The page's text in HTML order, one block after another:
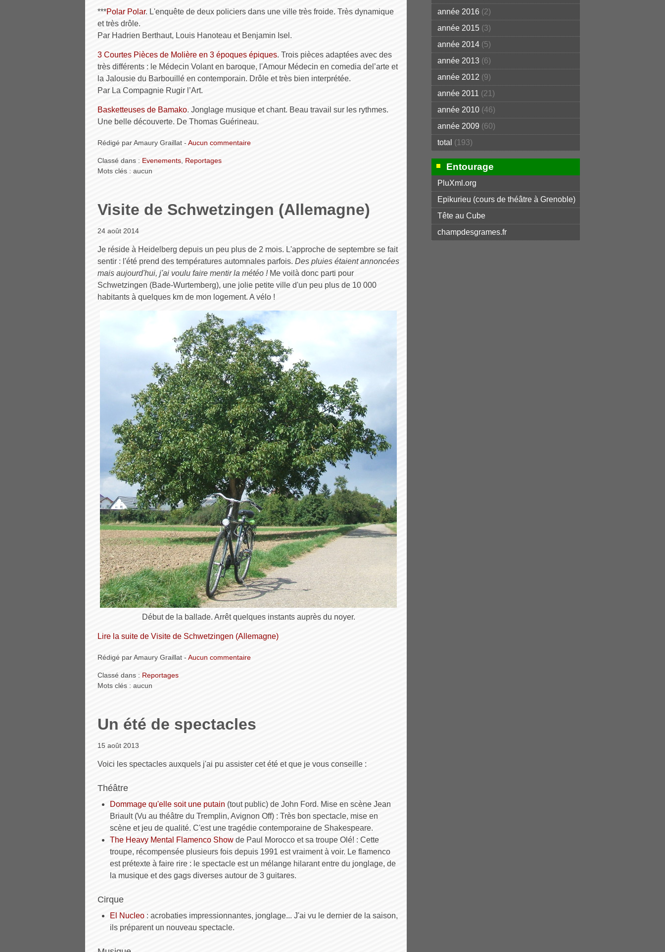
***Polar Polar. L'enquête de deux policiers dans une ville très froide. Très dynamique
et très drôle.
Par Hadrien Berthaut, Louis Hanoteau et Benjamin Isel.
3 Courtes Pièces de Molière en 3 époques épiques. Trois pièces adaptées avec des
très différents : le Médecin Volant en baroque, l'Amour Médecin en comedia del’arte et
la Jalousie du Barbouillé en contemporain. Drôle et très bien interprétée.
Par La Compagnie Rugir l’Art.
Basketteuses de Bamako. Jonglage musique et chant. Beau travail sur les rythmes.
Une belle découverte. De Thomas Guérineau.
Rédigé par Amaury Graillat - Aucun commentaire
Classé dans : Evenements Reportages
Mots clés : aucun
Visite de Schwetzingen (Allemagne)
24 août 2014
Je réside à Heidelberg depuis un peu plus de 2 mois. L'approche de septembre se fait
sentir : l'été prend des températures automnales parfois. Des pluies étaient annoncées
mais aujourd'hui, j'ai voulu faire mentir la météo !Me voilà donc parti pour
Schwetzingen (Bade-Wurtemberg), une jolie petite ville d'un peu plus de 10 000
habitants à quelques km de mon logement. A vélo !
Début de la ballade. Arrêt quelques instants auprès du noyer.
Lire la suite de Visite de Schwetzingen (Allemagne)
Rédigé par Amaury Graillat - Aucun commentaire
Classé dans : Reportages
Mots clés : aucun
Un été de spectacles
15 août 2013
Voici les spectacles auxquels j'ai pu assister cet été et que je vous conseille :
Théâtre
Dommage qu'elle soit une putain (tout public) de John Ford. Mise en scène Jean
Briault (Vu au théâtre du Tremplin, Avignon Off) : Très bon spectacle, mise en
scène et jeu de qualité. C'est une tragédie contemporaine de Shakespeare.
The Heavy Mental Flamenco Show de Paul Morocco et sa troupe Olé! : Cette
troupe, récompensée plusieurs fois depuis 1991 est vraiment à voir. Le flamenco
est prétexte à faire rire : le spectacle est un mélange hilarant entre du jonglage, de
la musique et des gags diverses autour de 3 guitares.
Cirque
El Nucleo : acrobaties impressionnantes, jonglage... J'ai vu le dernier de la saison,
ils préparent un nouveau spectacle.
année 2016 (2)
année 2015 (3)
année 2014 (5)
année 2013 (6)
année 2012 (9)
année 2011 (21)
année 2010 (46)
année 2009 (60)
total (193)
Entourage
PluXml.org
Epikurieu (cours de théâtre à Grenoble)
Tête au Cube
champdesgrames.fr